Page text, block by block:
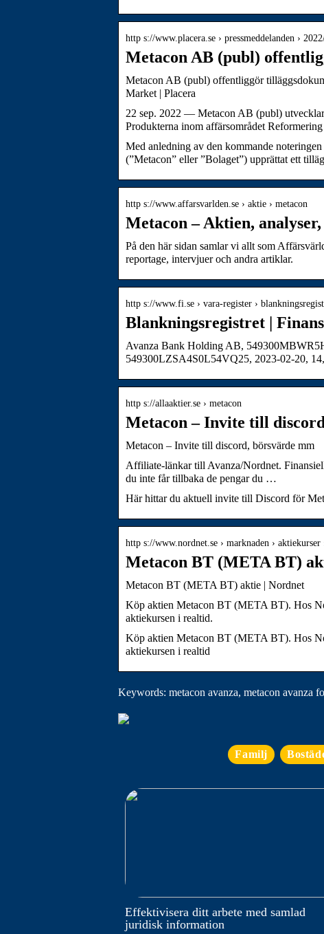
http s://www.placera.se › pressmeddelanden ›
Metacon AB (publ)
Metacon AB (publ) offentliggör
Market | Placera
22 sep. 2022 — Metacon AB (publ)
Produkterna inom affärsområdet
Med anledning av den kommande
(”Metacon” eller ”Bolaget”) upprättat ett
http s://www.affarsvarlden.se › aktie › metacon
Metacon – Aktien,
På den här sidan samlar vi allt som
reportage, intervjuer och andra artiklar.
http s://www.fi.se › vara-register ›
Blankningsregistret |
Avanza Bank Holding AB,
549300LZSA4S0L54VQ25, 2023-02-20,
http s://allaaktier.se › metacon
Metacon – Invite till
Metacon – Invite till discord, börsvärde mm
Affiliate-länkar till Avanza/Nordnet.
du inte får tillbaka de pengar du …
Här hittar du aktuell invite till Discord för
http s://www.nordnet.se › marknaden › aktiekurser
Metacon BT (META BT)
Metacon BT (META BT) aktie | Nordnet
Köp aktien Metacon BT (META BT). Hos
aktiekursen i realtid.
Köp aktien Metacon BT (META BT). Hos
aktiekursen i realtid
Keywords: metacon avanza, metacon avanza
Familj
Effektivisera ditt arbete med samlad
juridisk information